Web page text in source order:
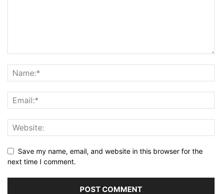
Save my name, email, and website in this browser for the
next time I comment.